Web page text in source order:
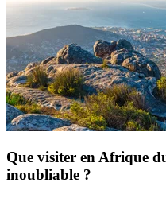
Que visiter en Afrique
inoubliable ?